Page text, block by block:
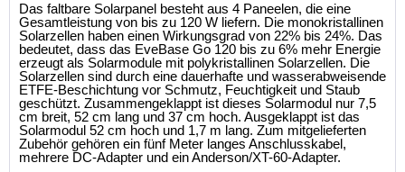
Das faltbare Solarpanel besteht aus 4 Paneelen, die eine
Gesamtleistung von bis zu 120 W liefern. Die monokristallinen
Solarzellen haben einen Wirkungsgrad von 22% bis 24%. Das
bedeutet, dass das EveBase Go 120 bis zu 6% mehr Energie
erzeugt als Solarmodule mit polykristallinen Solarzellen. Die
Solarzellen sind durch eine dauerhafte und wasserabweisende
ETFE-Beschichtung vor Schmutz, Feuchtigkeit und Staub
geschützt. Zusammengeklappt ist dieses Solarmodul nur 7,5
cm breit, 52 cm lang und 37 cm hoch. Ausgeklappt ist das
Solarmodul 52 cm hoch und 1,7 m lang. Zum mitgelieferten
Zubehör gehören ein fünf Meter langes Anschlusskabel,
mehrere DC-Adapter und ein Anderson/XT-60-Adapter.